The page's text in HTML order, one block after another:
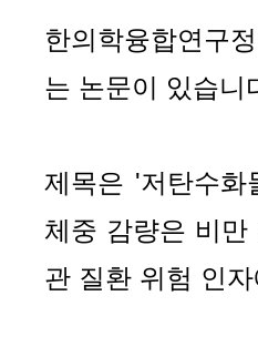
한의학융합연구
는 논문이 있습니
제목은 '저탄수
체중 감량은 비
관 질환 위험 인